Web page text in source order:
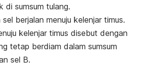
di sumsum tulang.
berjalan menuju kelenjar timus.
kelenjar timus disebut dengan
tetap berdiam dalam sumsum
sel B.